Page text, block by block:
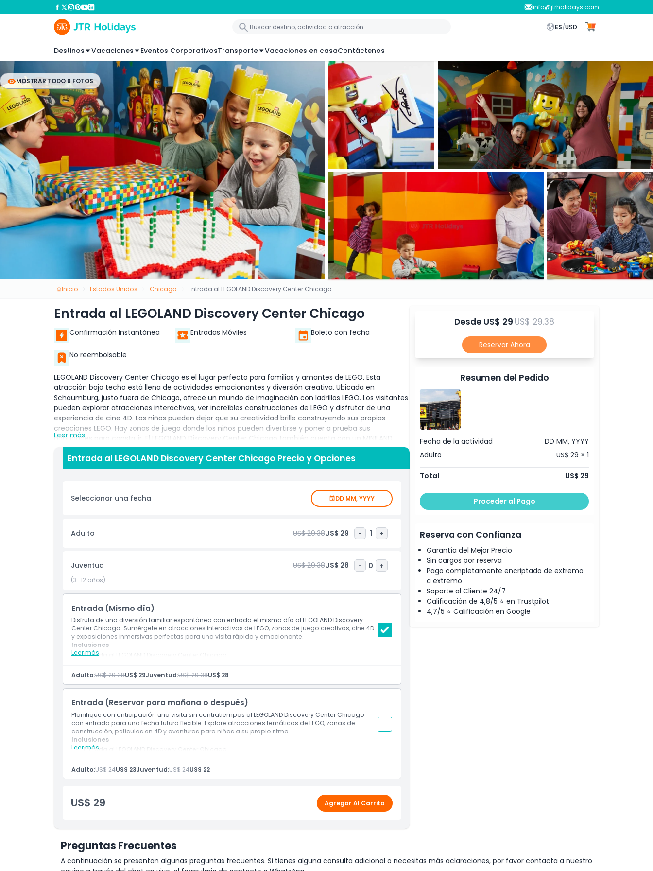
info@jtrholidays.com
ES/USD
Destinos Vacaciones Eventos CorporativosTransporte Vacaciones en casaContáctenos
MOSTRAR TODO 6 FOTOS
Inicio Estados Unidos Chicago Entrada al LEGOLAND Discovery Center Chicago
Entrada al LEGOLAND Discovery Center Chicago
Confirmación Instantánea Entradas Móviles Boleto con fecha
No reembolsable
LEGOLAND Discovery Center Chicago es el lugar perfecto para familias y amantes de LEGO. Esta
atracción bajo techo está llena de actividades emocionantes y diversión creativa. Ubicada en
Schaumburg, justo fuera de Chicago, ofrece un mundo de imaginación con ladrillos LEGO. Los visitantes
pueden explorar atracciones interactivas, ver increíbles construcciones de LEGO y disfrutar de una
experiencia de cine 4D. Los niños pueden dejar que su creatividad brille construyendo sus propias
creaciones LEGO. Hay zonas de juego donde los niños pueden divertirse y poner a prueba sus
habilidades para construir. El LEGOLAND Discovery Center Chicago también cuenta con un MINILAND,
donde puedes ver famosos monumentos de Chicago hechos completamente de LEGO. Esta atracción
familiar está diseñada para niños de 3 a 10 años, pero los fans de LEGO de todas las edades la
disfrutarán. Ya sea que te guste construir, ver películas LEGO o explorar exhibiciones interactivas, hay
emocionante. Una visita al LEGOLAND Discovery Center Chicago es una excelente manera de pasar el
día con la familia. Es una atracción bajo techo, perfecta para cualquier clima. Reserva tus entradas con
anticipación y prepárate para una aventura llena de diversión en el mundo de LEGO.
Inclusiones
Política para Niños y Adultos
Exclusiones
Horario de Apertura
Cosas a Saber
Ubicación
Cómo Canjear
Leer más
Entrada al LEGOLAND Discovery Center Chicago Precio y Opciones
Seleccionar una fecha DD MM, YYYY
Adulto US$ 29.38US$ 29 - 1 +
Juventud US$ 29.38US$ 28 - 0 +
(3–12 años)
Entrada (Mismo día)
Disfruta de una diversión familiar espontánea con entrada el mismo día al LEGOLAND Discovery
Center Chicago. Sumérgete en atracciones interactivas de LEGO, zonas de juego creativas, cine 4D
y exposiciones inmersivas perfectas para una visita rápida y emocionante.
Leer más
Inclusiones
Entrada al LEGOLAND Discovery Center Chicago
Adulto:US$ 29.38US$ 29Juventud:US$ 29.38US$ 28
Entrada (Reservar para mañana o después)
Planifique con anticipación una visita sin contratiempos al LEGOLAND Discovery Center Chicago
con entrada para una fecha futura flexible. Explore atracciones temáticas de LEGO, zonas de
construcción, películas en 4D y aventuras para niños a su propio ritmo.
Leer más
Inclusiones
Entrada al LEGOLAND Discovery Center Chicago
Adulto:US$ 24US$ 23Juventud:US$ 24US$ 22
US$ 29 Agregar Al Carrito
Desde US$ 29US$ 29.38
Reservar Ahora
Resumen del Pedido
Fecha de la actividad
DD MM, YYYY
Adulto
US$ 29 × 1
Total US$ 29
Proceder al Pago
Reserva con Confianza
Garantía del Mejor Precio
Sin cargos por reserva
Pago completamente encriptado de extremo
a extremo
Soporte al Cliente 24/7
Calificación de 4,8/5 ⭐ en Trustpilot
4,7/5 ⭐ Calificación en Google
Preguntas Frecuentes
A continuación se presentan algunas preguntas frecuentes. Si tienes alguna consulta adicional o necesitas más aclaraciones, por favor contacta a nuestro